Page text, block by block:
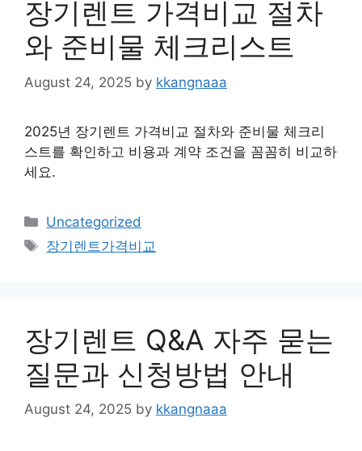
장기렌트 가격비교 절차
와 준비물 체크리스트
August 24, 2025 by kkangnaaa
2025년 장기렌트 가격비교 절차와 준비물 체크리
스트를 확인하고 비용과 계약 조건을 꼼꼼히 비교하
세요.
Categories
Uncategorized
Tags
장기렌트가격비교
장기렌트 Q&A 자주 묻는
질문과 신청방법 안내
August 24, 2025 by kkangnaaa